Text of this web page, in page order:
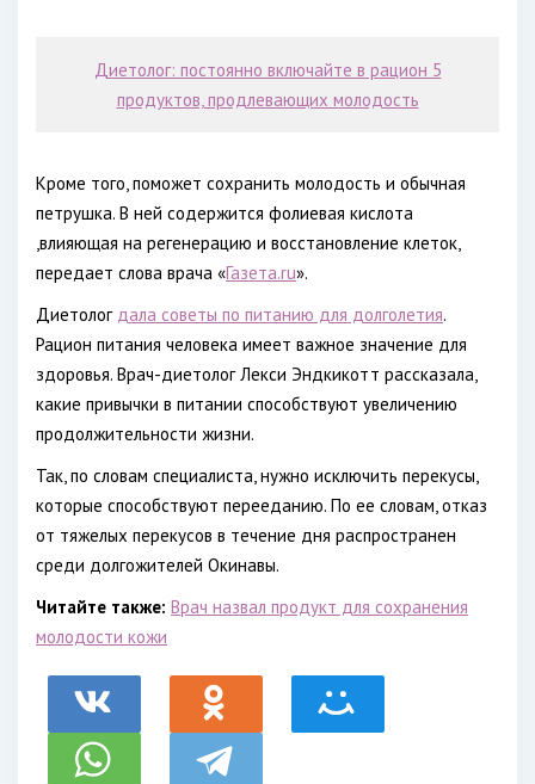
Диетолог: постоянно включайте в рацион 5
продуктов, продлевающих молодость
Кроме того, поможет сохранить молодость и обычная
петрушка. В ней содержится фолиевая кислота
,влияющая на регенерацию и восстановление клеток,
передает слова врача «Газета.ru».
Диетолог дала советы по питанию для долголетия.
Рацион питания человека имеет важное значение для
здоровья. Врач-диетолог Лекси Эндкикотт рассказала,
какие привычки в питании способствуют увеличению
продолжительности жизни.
Так, по словам специалиста, нужно исключить перекусы,
которые способствуют перееданию. По ее словам, отказ
от тяжелых перекусов в течение дня распространен
среди долгожителей Окинавы.
Читайте также: Врач назвал продукт для сохранения
молодости кожи